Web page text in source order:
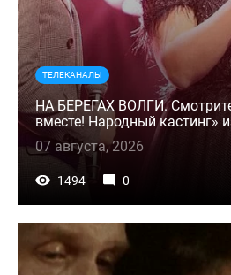
ТЕЛЕКАНАЛЫ
НА БЕРЕГАХ ВОЛГИ.
вместе! Народный кастинг»
07 августа, 2026
1494 0